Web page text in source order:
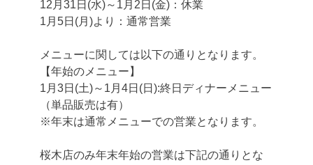
12月31日(水)～1月2日(金)：休業
1月5日(月)より：通常営業
メニューに関しては以下の通りとなります。
【年始のメニュー】
1月3日(土)～1月4日(日):終日ディナーメニュー
（単品販売は有）
※年末は通常メニューでの営業となります。
桜木店のみ年末年始の営業は下記の通りとな